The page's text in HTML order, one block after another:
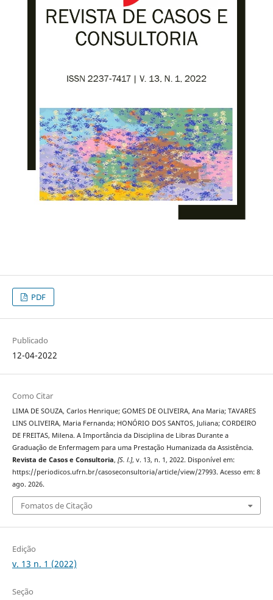
PDF
Publicado
12-04-2022
Como Citar
LIMA DE SOUZA, Carlos Henrique; GOMES DE OLIVEIRA, Ana Maria; TAVARES
LINS OLIVEIRA, Maria Fernanda; HONÓRIO DOS SANTOS, Juliana; CORDEIRO
DE FREITAS, Milena. A Importância da Disciplina de Libras Durante a
Graduação de Enfermagem para uma Prestação Humanizada da Assistência.
Revista de Casos e Consultoria, [S. l.], v. 13, n. 1, 2022. Disponível em:
https://periodicos.ufrn.br/casoseconsultoria/article/view/27993. Acesso em: 8
ago. 2026.
Fomatos de Citação
Edição
v. 13 n. 1 (2022)
Seção